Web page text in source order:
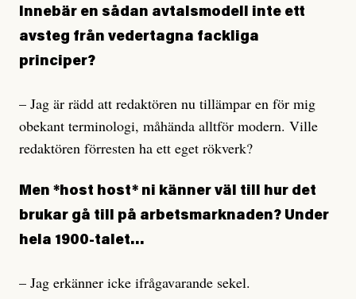
Innebär en sådan avtalsmodell inte ett
avsteg från vedertagna fackliga
principer?
– Jag är rädd att redaktören nu tillämpar en för mig
obekant terminologi, måhända alltför modern. Ville
redaktören förresten ha ett eget rökverk?
Men *host host* ni känner väl till hur det
brukar gå till på arbetsmarknaden? Under
hela 1900-talet…
– Jag erkänner icke ifrågavarande sekel.